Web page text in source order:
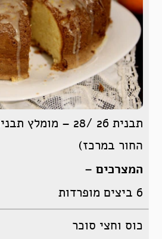
תבנית 26 /28 –
החור במרכז)
המצרכים –
6 ביצים מופרדות
כוס וחצי סוכר